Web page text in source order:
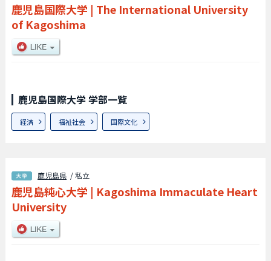
鹿児島国際大学 | The International University
of Kagoshima
鹿児島国際大学 学部一覧
経済 福祉社会 国際文化
鹿児島県 / 私立
鹿児島純心大学 | Kagoshima Immaculate Heart
University